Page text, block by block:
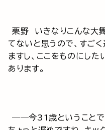
栗野 いきなりこんな大
てないと思うので、すご
ますし、ここをものにし
あります。
──今31歳ということで